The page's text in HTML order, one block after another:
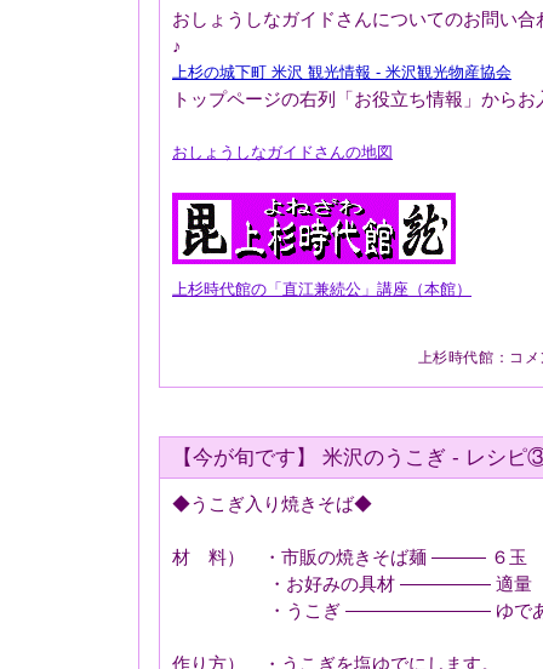
おしょうしなガイドさんについてのお問い
♪
上杉の城下町 米沢 観光情報 - 米沢観光物産協会
トップページの右列「お役立ち情報」からお
おしょうしなガイドさんの地図
上杉時代館の「直江兼続公」講座（本館）
上杉時代館 ： コ
【今が旬です】 米沢のうこぎ - レシピ
◆うこぎ入り焼きそば◆
材 料） ・市販の焼きそば麺 ――― ６玉
・お好みの具材 ――――― 適量
・うこぎ ―――――――― ゆであがり
作り方） ・うこぎを塩ゆでにします。